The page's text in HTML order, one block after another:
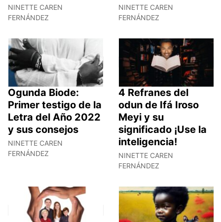
NINETTE CAREN
FERNÁNDEZ
NINETTE CAREN
FERNÁNDEZ
Ogunda Biode:
Primer testigo de la
Letra del Año 2022
y sus consejos
NINETTE CAREN
FERNÁNDEZ
4 Refranes del
odun de Ifá Iroso
Meyi y su
significado ¡Use la
inteligencia!
NINETTE CAREN
FERNÁNDEZ